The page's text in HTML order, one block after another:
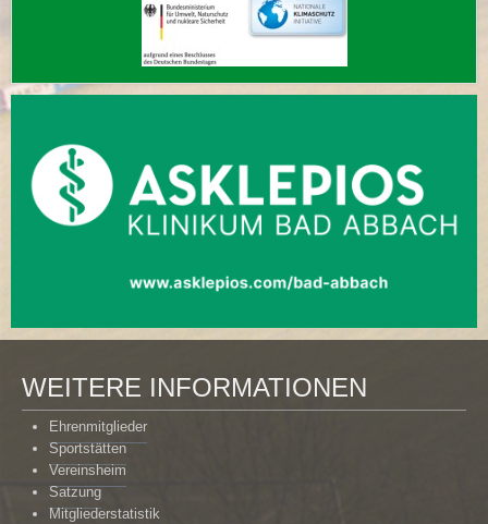
WEITERE INFORMATIONEN
Ehrenmitglieder
Sportstätten
Vereinsheim
Satzung
Mitgliederstatistik